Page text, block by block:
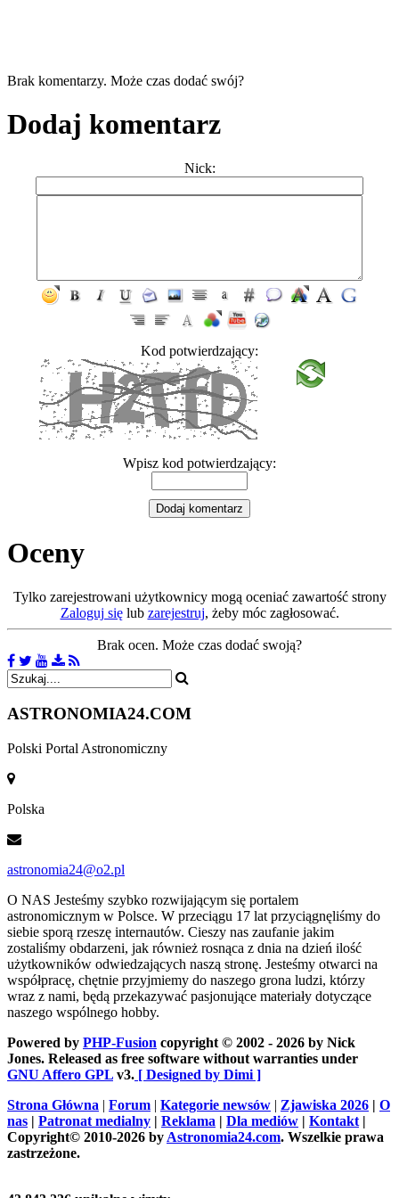
Brak komentarzy. Może czas dodać swój?
Dodaj komentarz
Nick:
Kod potwierdzający:
Wpisz kod potwierdzający:
Oceny
Tylko zarejestrowani użytkownicy mogą oceniać zawartość strony
Zaloguj sięlub zarejestruj, żeby móc zagłosować.
Brak ocen. Może czas dodać swoją?
ASTRONOMIA24.COM
Polski Portal Astronomiczny
Polska
astronomia24@o2.pl
O NAS Jesteśmy szybko rozwijającym się portalem
astronomicznym w Polsce. W przeciągu 17 lat przyciągnęliśmy do
siebie sporą rzeszę internautów. Cieszy nas zaufanie jakim
zostaliśmy obdarzeni, jak również rosnąca z dnia na dzień ilość
użytkowników odwiedzających naszą stronę. Jesteśmy otwarci na
współpracę, chętnie przyjmiemy do naszego grona ludzi, którzy
wraz z nami, będą przekazywać pasjonujące materiały dotyczące
naszego wspólnego hobby.
Powered by PHP-Fusion copyright © 2002 - 2026 by Nick
Jones. Released as free software without warranties under
GNU Affero GPL v3. [ Designed by Dimi ]
Strona Główna | Forum | Kategorie newsów | Zjawiska 2026 | O
nas | Patronat medialny | Reklama | Dla mediów | Kontakt |
Copyright© 2010-2026 by Astronomia24.com. Wszelkie prawa
zastrzeżone.